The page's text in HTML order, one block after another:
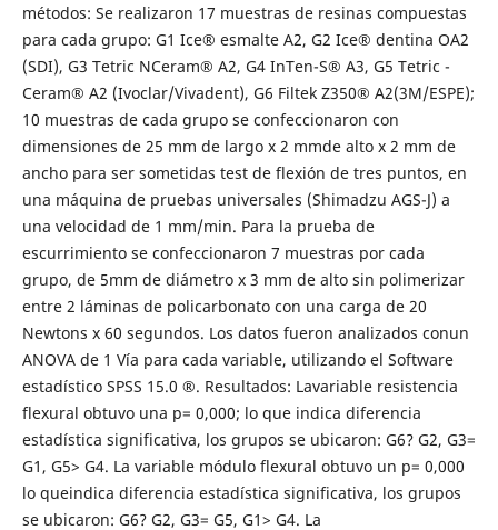
métodos: Se realizaron 17 muestras de resinas compuestas
para cada grupo: G1 Ice® esmalte A2, G2 Ice® dentina OA2
(SDI), G3 Tetric NCeram® A2, G4 InTen-S® A3, G5 Tetric -
Ceram® A2 (Ivoclar/Vivadent), G6 Filtek Z350® A2(3M/ESPE);
10 muestras de cada grupo se confeccionaron con
dimensiones de 25 mm de largo x 2 mmde alto x 2 mm de
ancho para ser sometidas test de flexión de tres puntos, en
una máquina de pruebas universales (Shimadzu AGS-J) a
una velocidad de 1 mm/min. Para la prueba de
escurrimiento se confeccionaron 7 muestras por cada
grupo, de 5mm de diámetro x 3 mm de alto sin polimerizar
entre 2 láminas de policarbonato con una carga de 20
Newtons x 60 segundos. Los datos fueron analizados conun
ANOVA de 1 Vía para cada variable, utilizando el Software
estadístico SPSS 15.0 ®. Resultados: Lavariable resistencia
flexural obtuvo una p= 0,000; lo que indica diferencia
estadística significativa, los grupos se ubicaron: G6? G2, G3=
G1, G5> G4. La variable módulo flexural obtuvo un p= 0,000
lo queindica diferencia estadística significativa, los grupos
se ubicaron: G6? G2, G3= G5, G1> G4. La